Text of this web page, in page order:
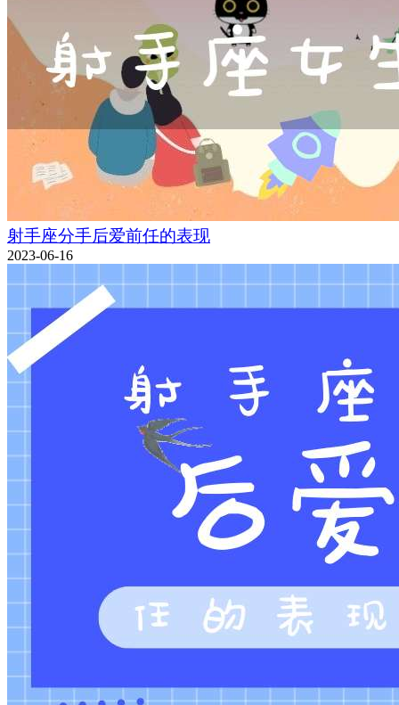
射手座分手后爱前任的表现
2023-06-16